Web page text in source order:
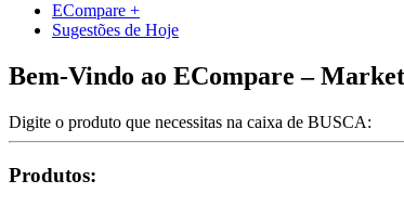
ECompare +
Sugestões de Hoje
Bem-Vindo ao ECompare –
Digite o produto que necessitas na caixa de BUSCA:
Produtos: